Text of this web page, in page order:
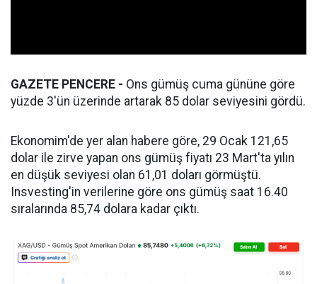
GAZETE PENCERE - Ons gümüş cuma gününe göre
yüzde 3'ün üzerinde artarak 85 dolar seviyesini gördü.
Ekonomim'de yer alan habere göre, 29 Ocak 121,65
dolar ile zirve yapan ons gümüş fiyatı 23 Mart'ta yılın
en düşük seviyesi olan 61,01 doları görmüştü.
Insvesting'in verilerine göre ons gümüş saat 16.40
sıralarında 85,74 dolara kadar çıktı.